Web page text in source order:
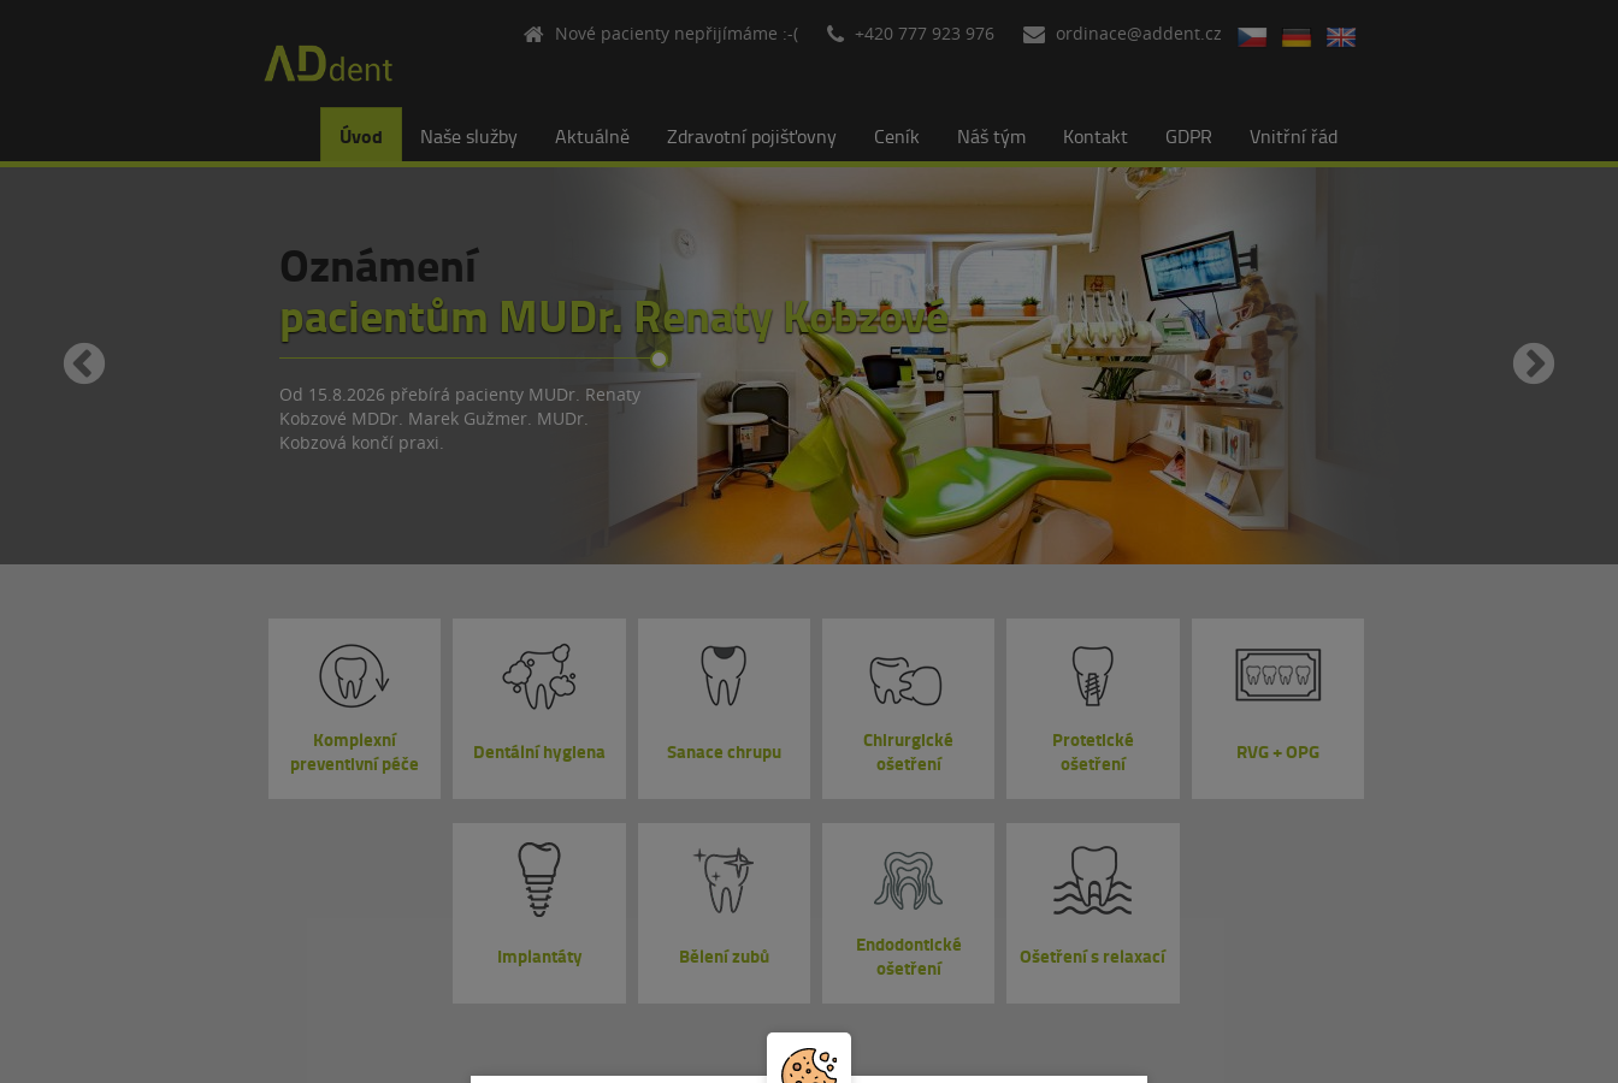
Nové pacienty nepřijímáme :-( +420 777 923 976 ordinace@addent.cz
Úvod Naše služby Aktuálně Zdravotní pojišťovny Ceník Náš tým Kontakt GDPR Vnitřní řád
Oznámení
pacientům MUDr. Renaty Kobzové
Od 15.8.2026 přebírá pacienty MUDr. Renaty
Kobzové MDDr. Marek Gužmer. MUDr.
Kobzová končí praxi.
Komplexní
preventivní péče
Dentální hygiena Sanace chrupu
Chirurgické
ošetření
Protetické
ošetření
RVG + OPG
Implantáty Bělení zubů
Endodontické
ošetření
Ošetření s relaxací